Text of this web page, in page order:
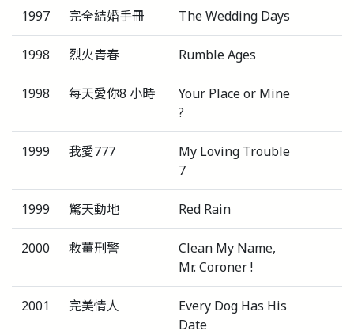
1997 完全結婚手冊 The Wedding Days
1998 烈火青春 Rumble Ages
1998 每天愛你8 小時
Your Place or Mine
?
1999 我愛777
My Loving Trouble
7
1999 驚天動地 Red Rain
2000 救薑刑警
Clean My Name,
Mr. Coroner !
2001 完美情人
Every Dog Has His
Date